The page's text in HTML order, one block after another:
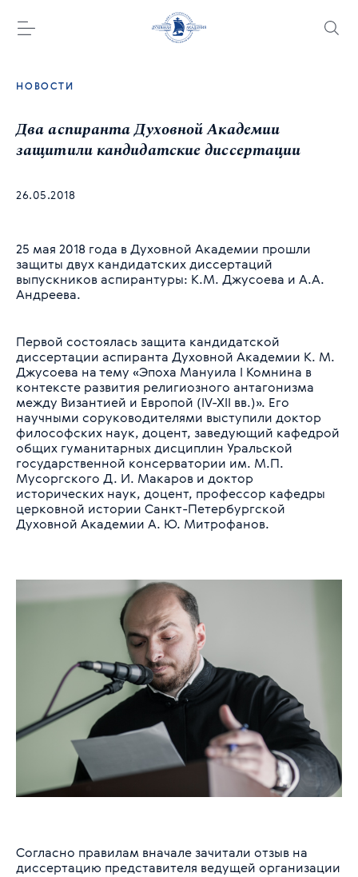
НОВОСТИ
Два аспиранта Духовной Академии
защитили кандидатские диссертации
26.05.2018
25 мая 2018 года в Духовной Академии прошли
защиты двух кандидатских диссертаций
выпускников аспирантуры: К.М. Джусоева и А.А.
Андреева.
Первой состоялась защита кандидатской
диссертации аспиранта Духовной Академии К. М.
Джусоева на тему «Эпоха Мануила I Комнина в
контексте развития религиозного антагонизма
между Византией и Европой (IV-XII вв.)». Его
научными соруководителями выступили доктор
философских наук, доцент, заведующий кафедрой
общих гуманитарных дисциплин Уральской
государственной консерватории им. М.П.
Мусоргского Д. И. Макаров и доктор
исторических наук, доцент, профессор кафедры
церковной истории Санкт-Петербургской
Духовной Академии А. Ю. Митрофанов.
Согласно правилам вначале зачитали отзыв на
диссертацию представителя ведущей организации